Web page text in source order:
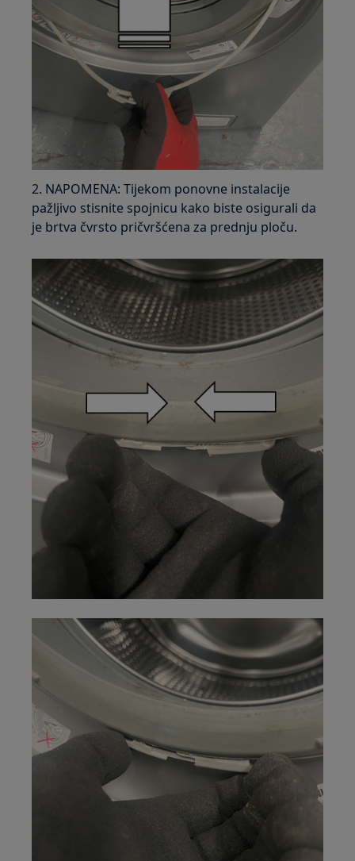
2. NAPOMENA: Tijekom ponovne instalacije
pažljivo stisnite spojnicu kako biste osigurali da
je brtva čvrsto pričvršćena za prednju ploču.